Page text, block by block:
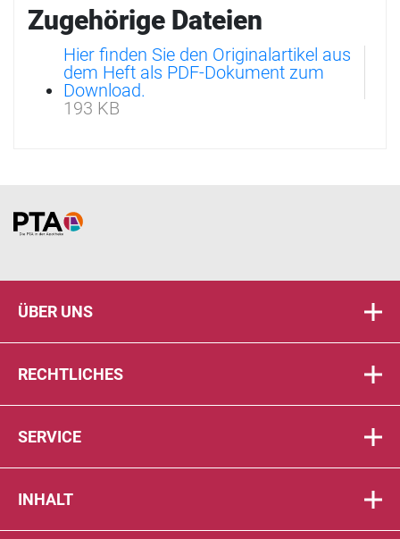
Zugehörige Dateien
Hier finden Sie den Originalartikel aus
dem Heft als PDF-Dokument zum
Download.
193 KB
Home
ÜBER UNS
RECHTLICHES
SERVICE
INHALT